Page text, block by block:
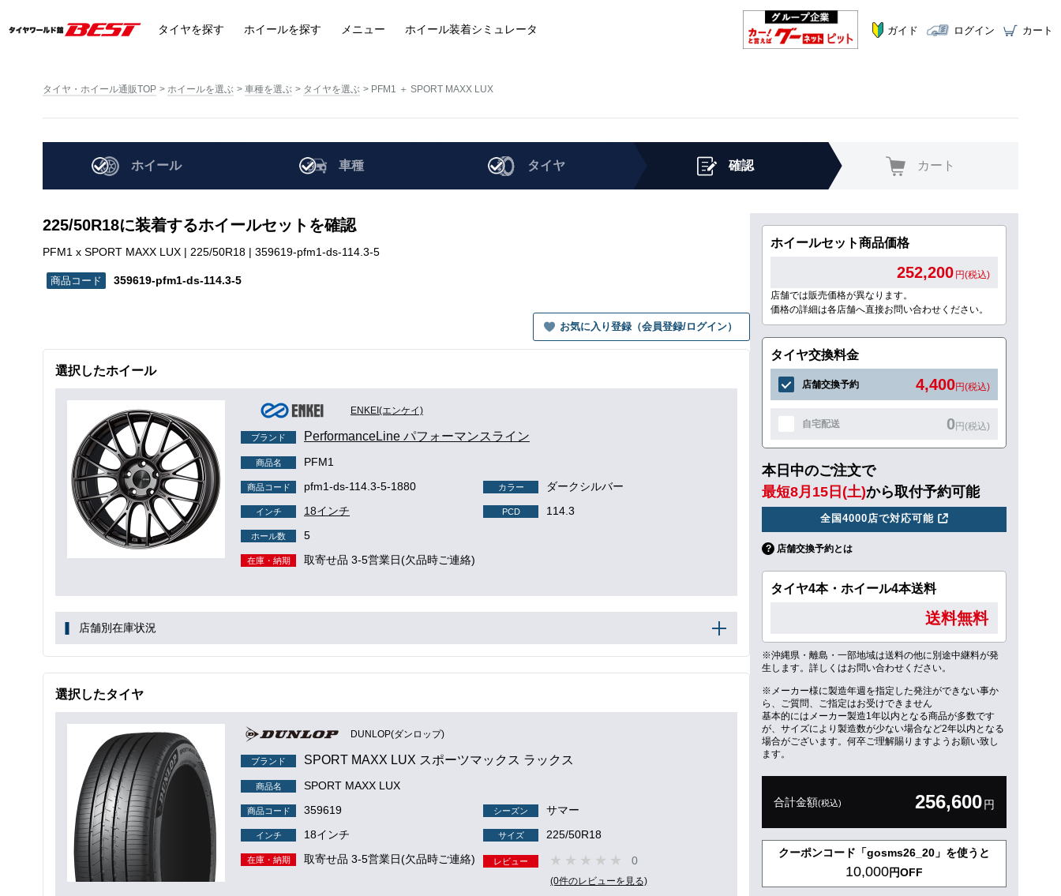
タイヤを探す ホイールを探す メニュー ホイール装着シミュレータ ガイド ログイン カート
タイヤ・ホイール通販TOP ホイールを選ぶ 車種を選ぶ タイヤを選ぶ PFM1 ＋ SPORT MAXX LUX
ホイール 車種 タイヤ 確認 カート
225/50R18に装着するホイールセットを確認
PFM1 x SPORT MAXX LUX | 225/50R18 | 359619-pfm1-ds-114.3-5
359619-pfm1-ds-114.3-5
お気に入り登録（会員登録/ログイン）
選択したホイール
ENKEI(エンケイ)
ブランド PerformanceLine パフォーマンスライン
商品名 PFM1
商品コード pfm1-ds-114.3-5-1880 カラー ダークシルバー
インチ 18インチ PCD 114.3
ホール数 5
在庫・納期 取寄せ品 3-5営業日(欠品時ご連絡)
店舗別在庫状況
選択したタイヤ
DUNLOP(ダンロップ)
ブランド SPORT MAXX LUX スポーツマックス ラックス
商品名 SPORT MAXX LUX
商品コード 359619 シーズン サマー
インチ 18インチ サイズ 225/50R18
在庫・納期 取寄せ品 3-5営業日(欠品時ご連絡) レビュー 0
(0件のレビューを見る)
ホイールセット商品価格
252,200 円(税込)
店舗では販売価格が異なります。
価格の詳細は各店舗へ直接お問い合わせください。
タイヤ交換料金
店舗交換予約 4,400円(税込)
自宅配送 0円(税込)
本日中のご注文で
最短8月15日(土)から取付予約可能
全国4000店で対応可能
店舗交換予約とは
タイヤ4本・ホイール4本送料
送料無料
※沖縄県・離島・一部地域は送料の他に別途中継料が発
生します。詳しくはお問い合わせください。
※メーカー様に製造年週を指定した発注ができない事か
ら、ご質問、ご指定はお受けできません
基本的にはメーカー製造1年以内となる商品が多数です
が、サイズにより製造数が少ない場合など2年以内となる
場合がございます。何卒ご理解賜りますようお願い致し
ます。
合計金額(税込) 256,600円
クーポンコード「gosms26_20」を使うと
10,000円OFF